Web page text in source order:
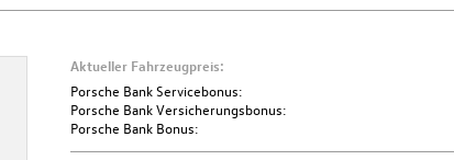
Porsche Bank Servicebonus
Über die Porsche Bank profitieren Sie von € 1.000,- Servicebonus bei
Aktueller Fahrzeugpreis:
Porsche Bank Servicebonus:
Porsche Bank Versicherungsbonus:
Porsche Bank Bonus: